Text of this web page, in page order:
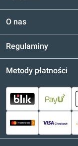
O nas
Regulaminy
Metody płatności